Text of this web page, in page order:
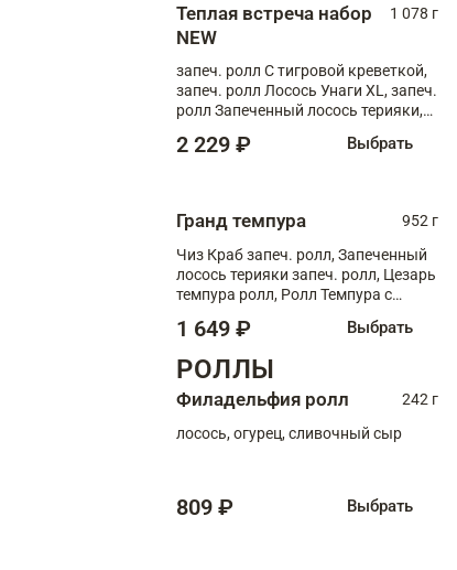
Теплая встреча набор
NEW
1 078 г
запеч. ролл С тигровой креветкой,
запеч. ролл Лосось Унаги XL, запеч.
ролл Запеченный лосось терияки,
2 229 ₽ Выбрать
Гранд темпура
952 г
Чиз Краб запеч. ролл, Запеченный
лосось терияки запеч. ролл, Цезарь
темпура ролл, Ролл Темпура с
1 649 ₽ Выбрать
РОЛЛЫ
Филадельфия ролл
242 г
лосось, огурец, сливочный сыр
809 ₽ Выбрать